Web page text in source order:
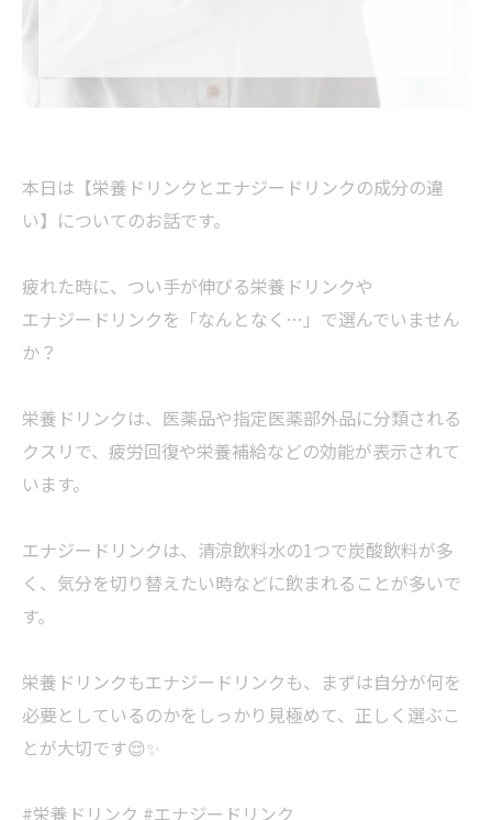
本日は【栄養ドリンクとエナジードリンクの成分の違
い】についてのお話です。
疲れた時に、つい手が伸びる栄養ドリンクや
エナジードリンクを「なんとなく…」で選んでいません
か？
栄養ドリンクは、医薬品や指定医薬部外品に分類される
クスリで、疲労回復や栄養補給などの効能が表示されて
います。
エナジードリンクは、清涼飲料水の1つで炭酸飲料が多
く、気分を切り替えたい時などに飲まれることが多いで
す。
栄養ドリンクもエナジードリンクも、まずは自分が何を
必要としているのかをしっかり見極めて、正しく選ぶこ
とが大切です😌✨
#栄養ドリンク #エナジードリンク